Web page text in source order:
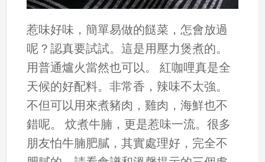
惹味好味，簡單易做的餸菜，怎會放過
呢？認真要試試。這是用壓力煲煮的。
用普通爐火當然也可以。 紅咖哩真是全
天候的好配料。非常香，辣味不太強。
不但可以用來煮豬肉，雞肉，海鮮也不
錯呢。 炆煮牛腩，更是惹味一流。很多
朋友怕牛腩肥膩，其實處理好，完全不